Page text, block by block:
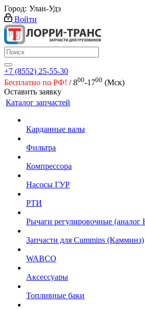
Город: Улан-Удэ
Войти
+7 (8552) 25-55-30
Бесплатно по РФ! / 800-1700 (Мск)
Оставить заявку
Каталог запчастей
Карданные валы
Фильтра
Компрессора
Насосы ГУР
РТИ
Рычаги регулировочные
Запчасти для Cummins (Камминз)
WABCO
Аксессуары
Топливные баки